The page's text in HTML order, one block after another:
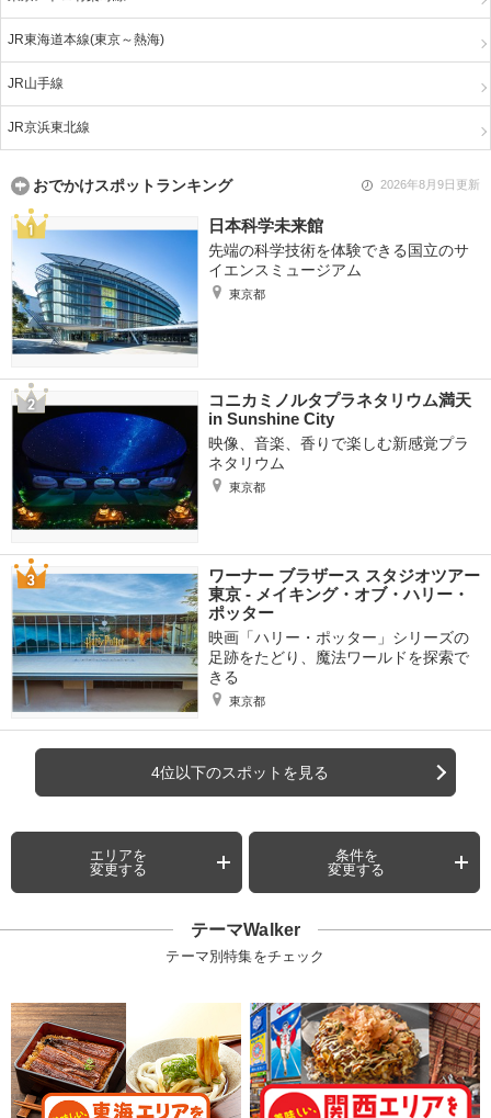
JR東海道本線(東京～熱海)
JR山手線
JR京浜東北線
おでかけスポットランキング 2026年8月9日更新
日本科学未来館
先端の科学技術を体験できる国立のサ
イエンスミュージアム
東京都
コニカミノルタプラネタリウム満天
in Sunshine City
映像、音楽、香りで楽しむ新感覚プラ
ネタリウム
東京都
ワーナー ブラザース スタジオツアー
東京 ‐ メイキング・オブ・ハリー・
ポッター
映画「ハリー・ポッター」シリーズの
足跡をたどり、魔法ワールドを探索で
きる
東京都
4位以下のスポットを見る
エリアを
変更する
条件を
変更する
テーマWalker
テーマ別特集をチェック